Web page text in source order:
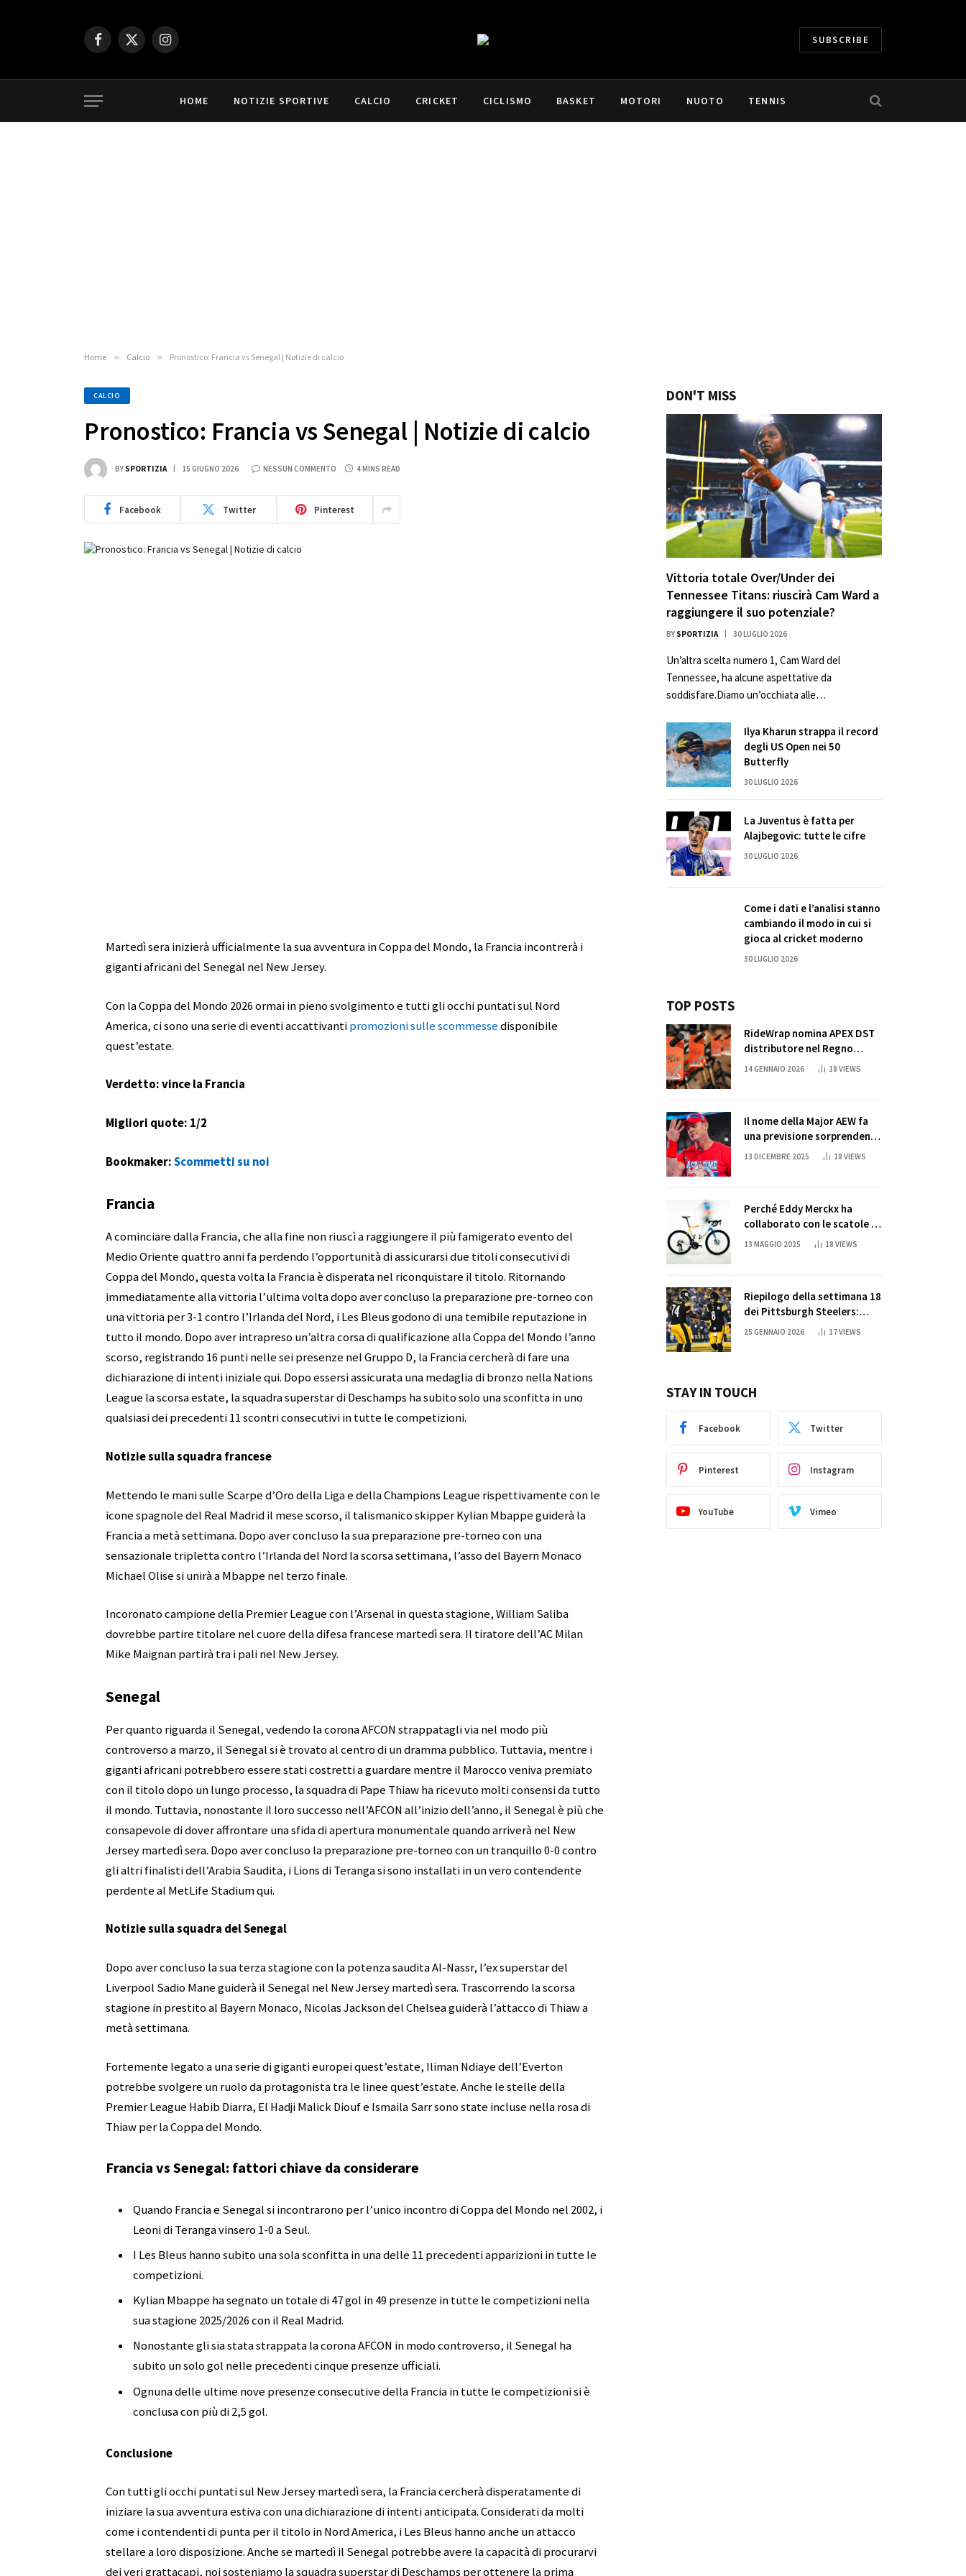
Facebook
X
Instagram SUBSCRIBE
HOME NOTIZIE SPORTIVE CALCIO CRICKET CICLISMO BASKET MOTORI NUOTO TENNIS
Home » Calcio » Pronostico: Francia vs Senegal | Notizie di calcio
CALCIO
Pronostico: Francia vs Senegal | Notizie di calcio
BY SPORTIZIA 15 GIUGNO 2026 NESSUN COMMENTO 4 MINS READ
Facebook Twitter Pinterest
Martedì sera inizierà ufficialmente la sua avventura in Coppa del Mondo, la Francia incontrerà i
giganti africani del Senegal nel New Jersey.
Con la Coppa del Mondo 2026 ormai in pieno svolgimento e tutti gli occhi puntati sul Nord
America, ci sono una serie di eventi accattivantipromozioni sulle scommessedisponibile
quest’estate.
Verdetto: vince la Francia
Migliori quote: 1/2
Bookmaker:Scommetti su noi
Francia
A cominciare dalla Francia, che alla fine non riuscì a raggiungere il più famigerato evento del
Medio Oriente quattro anni fa perdendo l’opportunità di assicurarsi due titoli consecutivi di
Coppa del Mondo, questa volta la Francia è disperata nel riconquistare il titolo. Ritornando
immediatamente alla vittoria l’ultima volta dopo aver concluso la preparazione pre-torneo con
una vittoria per 3-1 contro l’Irlanda del Nord, i Les Bleus godono di una temibile reputazione in
tutto il mondo. Dopo aver intrapreso un’altra corsa di qualificazione alla Coppa del Mondo l’anno
scorso, registrando 16 punti nelle sei presenze nel Gruppo D, la Francia cercherà di fare una
dichiarazione di intenti iniziale qui. Dopo essersi assicurata una medaglia di bronzo nella Nations
League la scorsa estate, la squadra superstar di Deschamps ha subito solo una sconfitta in uno
qualsiasi dei precedenti 11 scontri consecutivi in ​​tutte le competizioni.
Notizie sulla squadra francese
Mettendo le mani sulle Scarpe d’Oro della Liga e della Champions League rispettivamente con le
icone spagnole del Real Madrid il mese scorso, il talismanico skipper Kylian Mbappe guiderà la
Francia a metà settimana. Dopo aver concluso la sua preparazione pre-torneo con una
sensazionale tripletta contro l’Irlanda del Nord la scorsa settimana, l’asso del Bayern Monaco
Michael Olise si unirà a Mbappe nel terzo finale.
Incoronato campione della Premier League con l’Arsenal in questa stagione, William Saliba
dovrebbe partire titolare nel cuore della difesa francese martedì sera. Il tiratore dell’AC Milan
Mike Maignan partirà tra i pali nel New Jersey.
Senegal
Per quanto riguarda il Senegal, vedendo la corona AFCON strappatagli via nel modo più
controverso a marzo, il Senegal si è trovato al centro di un dramma pubblico. Tuttavia, mentre i
giganti africani potrebbero essere stati costretti a guardare mentre il Marocco veniva premiato
con il titolo dopo un lungo processo, la squadra di Pape Thiaw ha ricevuto molti consensi da tutto
il mondo. Tuttavia, nonostante il loro successo nell’AFCON all’inizio dell’anno, il Senegal è più che
consapevole di dover affrontare una sfida di apertura monumentale quando arriverà nel New
Jersey martedì sera. Dopo aver concluso la preparazione pre-torneo con un tranquillo 0-0 contro
gli altri finalisti dell’Arabia Saudita, i Lions di Teranga si sono installati in un vero contendente
perdente al MetLife Stadium qui.
Notizie sulla squadra del Senegal
Dopo aver concluso la sua terza stagione con la potenza saudita Al-Nassr, l’ex superstar del
Liverpool Sadio Mane guiderà il Senegal nel New Jersey martedì sera. Trascorrendo la scorsa
stagione in prestito al Bayern Monaco, Nicolas Jackson del Chelsea guiderà l’attacco di Thiaw a
metà settimana.
Fortemente legato a una serie di giganti europei quest’estate, Iliman Ndiaye dell’Everton
potrebbe svolgere un ruolo da protagonista tra le linee quest’estate. Anche le stelle della
Premier League Habib Diarra, El Hadji Malick Diouf e Ismaila Sarr sono state incluse nella rosa di
Thiaw per la Coppa del Mondo.
Francia vs Senegal: fattori chiave da considerare
Quando Francia e Senegal si incontrarono per l’unico incontro di Coppa del Mondo nel 2002, i
Leoni di Teranga vinsero 1-0 a Seul.
I Les Bleus hanno subito una sola sconfitta in una delle 11 precedenti apparizioni in tutte le
competizioni.
Kylian Mbappe ha segnato un totale di 47 gol in 49 presenze in tutte le competizioni nella
sua stagione 2025/2026 con il Real Madrid.
Nonostante gli sia stata strappata la corona AFCON in modo controverso, il Senegal ha
subito un solo gol nelle precedenti cinque presenze ufficiali.
Ognuna delle ultime nove presenze consecutive della Francia in tutte le competizioni si è
conclusa con più di 2,5 gol.
Conclusione
Con tutti gli occhi puntati sul New Jersey martedì sera, la Francia cercherà disperatamente di
iniziare la sua avventura estiva con una dichiarazione di intenti anticipata. Considerati da molti
come i contendenti di punta per il titolo in Nord America, i Les Bleus hanno anche un attacco
stellare a loro disposizione. Anche se martedì il Senegal potrebbe avere la capacità di procurarvi
dei veri grattacapi, noi sosteniamo la squadra superstar di Deschamps per ottenere la prima
DON'T MISS
Vittoria totale Over/Under dei
Tennessee Titans: riuscirà Cam Ward a
raggiungere il suo potenziale?
BY SPORTIZIA 30 LUGLIO 2026
Un’altra scelta numero 1, Cam Ward del
Tennessee, ha alcune aspettative da
soddisfare.Diamo un’occhiata alle…
Ilya Kharun strappa il record
degli US Open nei 50
Butterfly
30 LUGLIO 2026
La Juventus è fatta per
Alajbegovic: tutte le cifre
30 LUGLIO 2026
Come i dati e l’analisi stanno
cambiando il modo in cui si
gioca al cricket moderno
30 LUGLIO 2026
TOP POSTS
RideWrap nomina APEX DST
distributore nel Regno
Unito
14 GENNAIO 2026 18 VIEWS
Il nome della Major AEW fa
una previsione sorprendente
per la partita di ritiro di
13 DICEMBRE 2025 18 VIEWS
Perché Eddy Merckx ha
collaborato con le scatole di
succo di Sun Capri
13 MAGGIO 2025 18 VIEWS
Riepilogo della settimana 18
dei Pittsburgh Steelers:
credi nei miracoli?
25 GENNAIO 2026 17VIEWS
STAY IN TOUCH
Facebook Twitter
Pinterest Instagram
YouTube Vimeo